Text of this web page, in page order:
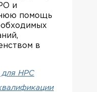
и
помощь
в
для НРС